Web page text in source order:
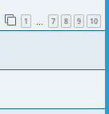
1 7 8 9 10